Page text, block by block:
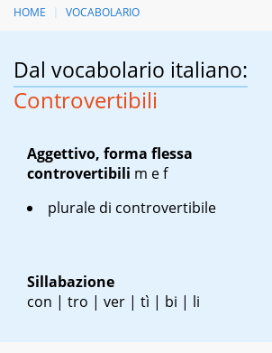
HOME VOCABOLARIO
Dal vocabolario italiano:
Controvertibili
Aggettivo, forma flessa
controvertibili m ef
plurale di controvertibile
Sillabazione
con | tro | ver | tì | bi | li